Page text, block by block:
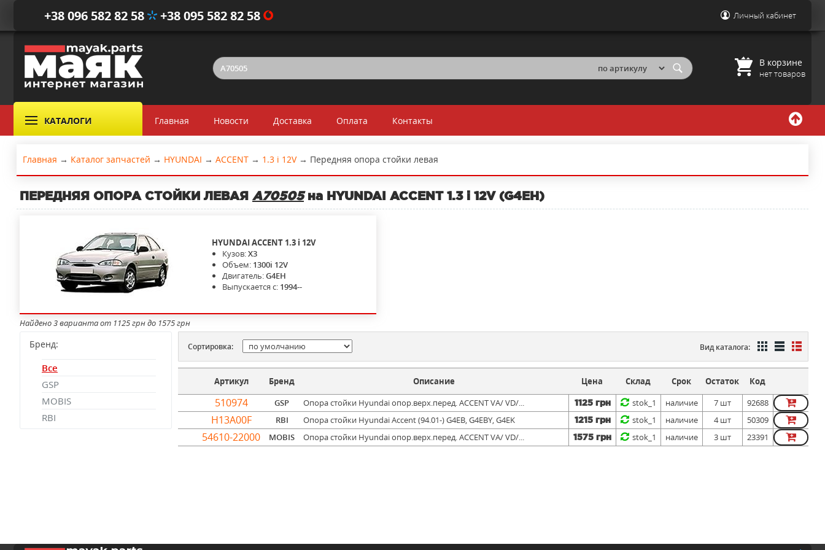
+38 096 582 82 58 +38 095 582 82 58 Личный кабинет
В корзине
нет товаров
КАТАЛОГИ Главная Новости Доставка Оплата Контакты
Главная → Каталог запчастей → HYUNDAI → ACCENT → 1.3 i 12V → Передняя опора стойки левая
ПЕРЕДНЯЯ ОПОРА СТОЙКИ ЛЕВАЯ A70505на HYUNDAI ACCENT 1.3 i 12V (G4EH)
HYUNDAIACCENT 1.3 i 12V
Кузов:X3
Объем: 1300i 12V
Двигатель:G4EH
Выпускается с: 1994--
Найдено 3 варианта от 1125 грн до 1575 грн
Бренд:
Все
GSP
MOBIS
RBI
Сортировка: Вид каталога:
Артикул Бренд Описание Цена Склад Срок Остаток Код
510974 GSP Опора стойки Hyundai опор.верх.перед. ACCENT VA/ VD/... 1125 грн stok_1 наличие 7 шт 92688
H13A00F RBI Опора стойки Hyundai Accent (94.01-) G4EB, G4EBY, G4EK 1215 грн stok_1 наличие 4 шт 50309
54610-22000 MOBIS Опора стойки Hyundai опор.верх.перед. ACCENT VA/ VD/... 1575 грн stok_1 наличие 3 шт 23391